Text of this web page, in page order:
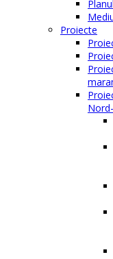
Proiecte